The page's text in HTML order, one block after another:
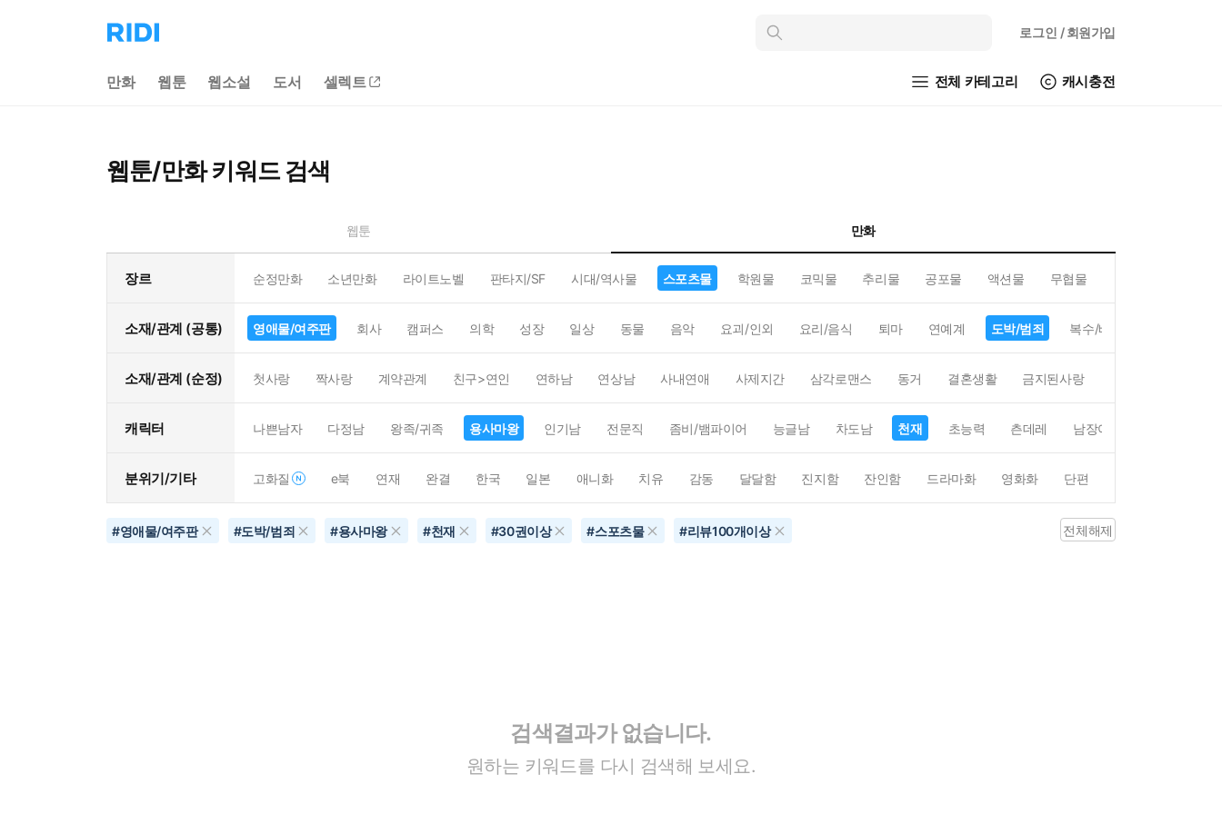
리
디
으
인
로그인 / 회원가입
만화 웹툰 웹소설 도서 셀렉트 전체 카테고리 캐시충전
웹툰/만화 키워드 검색
웹툰 만화
장르 순정만화 소년만화 라이트노벨 판타지/SF 시대/역사물 스포츠물 학원물 코믹물 추리물 공포물 액션물 무협물
소재/관계 (공통) 영애물/여주판 회사 캠퍼스 의학 성장 일상 동물 음악 요괴/인외 요리/음식 퇴마 연예계 도박/범죄 복수/배신
소재/관계 (순정) 첫사랑 짝사랑 계약관계 친구>연인 연하남 연상남 사내연애 사제지간 삼각로맨스 동거 결혼생활 금지된사랑
캐릭터 나쁜남자 다정남 왕족/귀족 용사마왕 인기남 전문직 좀비/뱀파이어 능글남 차도남 천재 초능력 츤데레 남장여자
분위기/기타 고화질 e북 연재 완결 한국 일본 애니화 치유 감동 달달함 진지함 잔인함 드라마화 영화화 단편
#영애물/여주판 #도박/범죄 #용사마왕 #천재 #30권이상 #스포츠물 #리뷰100개이상 전체해제
검색결과가 없습니다.
원하는 키워드를 다시 검색해 보세요.